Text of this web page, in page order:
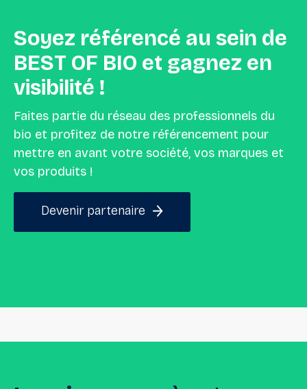
Soyez référencé au sein de
BEST OF BIO et gagnez en
visibilité !
Faites partie du réseau des professionnels du
bio et profitez de notre référencement pour
mettre en avant votre société, vos marques et
vos produits !
Devenir partenaire